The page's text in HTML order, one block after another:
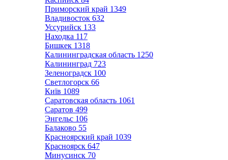
Приморский край 1349
Владивосток 632
Уссурийск 133
Находка 117
Бишкек 1318
Калининградская область 1250
Калининград 723
Зеленоградск 100
Светлогорск 66
Київ 1089
Саратовская область 1061
Саратов 499
Энгельс 106
Балаково 55
Красноярский край 1039
Красноярск 647
Минусинск 70